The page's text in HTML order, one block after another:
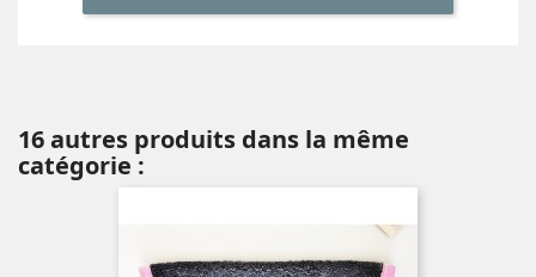
16 autres produits dans la même
catégorie :